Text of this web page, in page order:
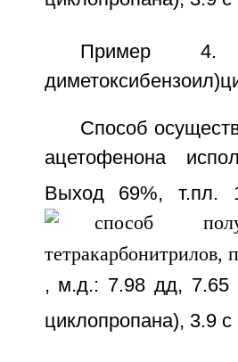
Пример 4.
Способ
ацетофенона
Выход 69%, т.пл.
, м.д.: 7.98 дд,
циклопропана), 3.9